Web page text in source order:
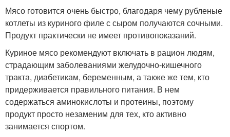
Мясо готовится очень быстро, благодаря чему рубленые
котлеты из куриного филе с сыром получаются сочными.
Продукт практически не имеет противопоказаний.
Куриное мясо рекомендуют включать в рацион людям,
страдающим заболеваниями желудочно-кишечного
тракта, диабетикам, беременным, а также же тем, кто
придерживается правильного питания. В нем
содержаться аминокислоты и протеины, поэтому
продукт просто незаменим для тех, кто активно
занимается спортом.